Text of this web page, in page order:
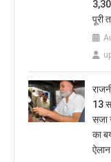
पूरी
13
सजा
का
ऐलान